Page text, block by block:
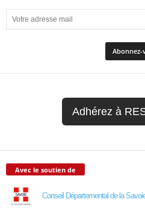
Adhérez à
Avec le soutien de
Conseil Départemental de la